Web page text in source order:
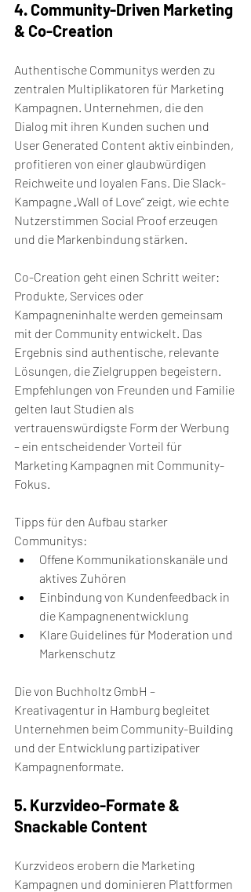
4. Community-Driven Marketing
& Co-Creation
Authentische Communitys werden zu
zentralen Multiplikatoren für Marketing
Kampagnen. Unternehmen, die den
Dialog mit ihren Kunden suchen und
User Generated Content aktiv einbinden,
profitieren von einer glaubwürdigen
Reichweite und loyalen Fans. Die Slack-
Kampagne „Wall of Love“ zeigt, wie echte
Nutzerstimmen Social Proof erzeugen
und die Markenbindung stärken.
Co-Creation geht einen Schritt weiter:
Produkte, Services oder
Kampagneninhalte werden gemeinsam
mit der Community entwickelt. Das
Ergebnis sind authentische, relevante
Lösungen, die Zielgruppen begeistern.
Empfehlungen von Freunden und Familie
gelten laut Studien als
vertrauenswürdigste Form der Werbung
– ein entscheidender Vorteil für
Marketing Kampagnen mit Community-
Fokus.
Tipps für den Aufbau starker
Communitys:
Offene Kommunikationskanäle und
aktives Zuhören
Einbindung von Kundenfeedback in
die Kampagnenentwicklung
Klare Guidelines für Moderation und
Markenschutz
Die von Buchholtz GmbH –
Kreativagentur in Hamburg begleitet
Unternehmen beim Community-Building
und der Entwicklung partizipativer
Kampagnenformate.
5. Kurzvideo-Formate &
Snackable Content
Kurzvideos erobern die Marketing
Kampagnen und dominieren Plattformen